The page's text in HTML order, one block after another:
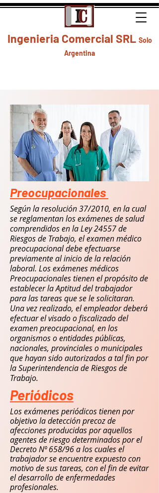
Ingenieria Comercial SRL Solo
Argentina
Preocupacionales
Según la resolución 37/2010, en la cual
se reglamentan los exámenes de salud
comprendidos en la Ley 24557 de
Riesgos de Trabajo, el examen médico
preocupacional debe efectuarse
previamente al inicio de la relación
laboral. Los exámenes médicos
Preocupacionales tienen el propósito de
establecer la Aptitud del trabajador
para las tareas que se le solicitaran.
Una vez realizado, el empleador deberá
efectuar el visado o fiscalizado del
examen preocupacional, en los
organismos o entidades públicas,
nacionales, provinciales o municipales
que hayan sido autorizados a tal fin por
la Superintendencia de Riesgos de
Trabajo.
Periódicos
Los exámenes periódicos tienen por
objetivo la detección precoz de
afecciones producidas por aquellos
agentes de riesgo determinados por el
Decreto Nº 658/96 a los cuales el
trabajador se encuentre expuesto con
motivo de sus tareas, con el fin de evitar
el desarrollo de enfermedades
profesionales.